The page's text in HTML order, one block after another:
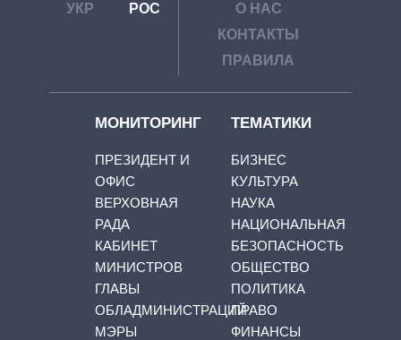
УКР РОС
О НАС
КОНТАКТЫ
ПРАВИЛА
МОНИТОРИНГ
ПРЕЗИДЕНТ И
ОФИС
ВЕРХОВНАЯ
РАДА
КАБИНЕТ
МИНИСТРОВ
ГЛАВЫ
ОБЛАДМИНИСТРАЦИЙ
МЭРЫ
ТЕМАТИКИ
БИЗНЕС
КУЛЬТУРА
НАУКА
НАЦИОНАЛЬНАЯ
БЕЗОПАСНОСТЬ
ОБЩЕСТВО
ПОЛИТИКА
ПРАВО
ФИНАНСЫ